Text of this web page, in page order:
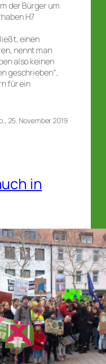
der Bürger um
H7
einen
nennt man
also keinen
geschrieben“,
für ein
25. November 2019
in